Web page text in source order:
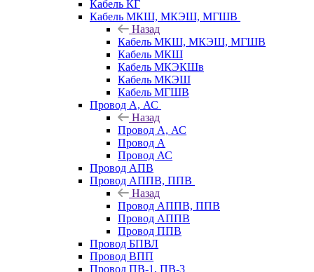
Кабель КГ
Кабель МКШ, МКЭШ, МГШВ
Назад
Кабель МКШ, МКЭШ, МГШВ
Кабель МКШ
Кабель МКЭКШв
Кабель МКЭШ
Кабель МГШВ
Провод А, АС
Назад
Провод А, АС
Провод А
Провод АС
Провод АПВ
Провод АППВ, ППВ
Назад
Провод АППВ, ППВ
Провод АППВ
Провод ППВ
Провод БПВЛ
Провод ВПП
Провод ПВ-1, ПВ-3